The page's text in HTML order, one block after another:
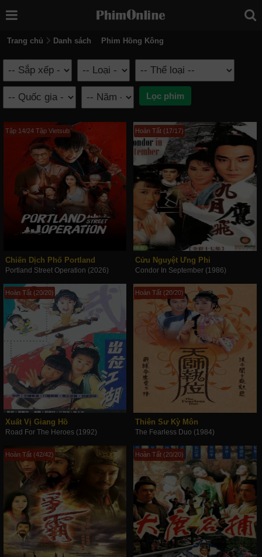
Trang chủ Danh sách Phim Hồng Kông
Tập 14/24 Tập Vietsub
Chiến Dịch Phố Portland
Portland Street Operation (2026)
Hoàn Tất (17/17)
Cửu Nguyệt Ưng Phi
Condor In September (1986)
Hoàn Tất (20/20)
Xuất Vị Giang Hồ
Road For The Heroes (1992)
Hoàn Tất (20/20)
Thiên Sư Kỳ Môn
The Fearless Duo (1984)
Hoàn Tất (42/42) Hoàn Tất (20/20)